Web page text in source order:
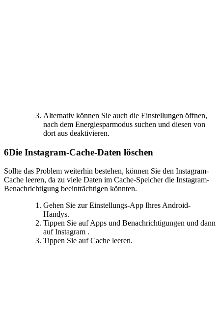
Alternativ können Sie auch die Einstellungen öffnen,
nach dem Energiesparmodus suchen und diesen von
dort aus deaktivieren.
6Die Instagram-Cache-Daten löschen
Sollte das Problem weiterhin bestehen, können Sie den Instagram-
Cache leeren, da zu viele Daten im Cache-Speicher die Instagram-
Benachrichtigung beeinträchtigen könnten.
Gehen Sie zur Einstellungs-App Ihres Android-
Handys.
Tippen Sie auf Apps und Benachrichtigungen und dann
auf Instagram .
Tippen Sie auf Cache leeren.